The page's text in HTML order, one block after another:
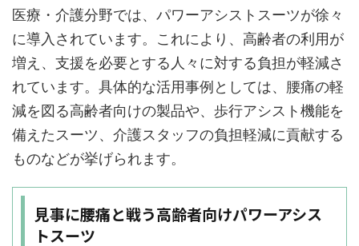
医療・介護分野では、パワーアシストスーツが徐々
に導入されています。これにより、高齢者の利用が
増え、支援を必要とする人々に対する負担が軽減さ
れています。具体的な活用事例としては、腰痛の軽
減を図る高齢者向けの製品や、歩行アシスト機能を
備えたスーツ、介護スタッフの負担軽減に貢献する
ものなどが挙げられます。
見事に腰痛と戦う高齢者向けパワーアシス
トスーツ